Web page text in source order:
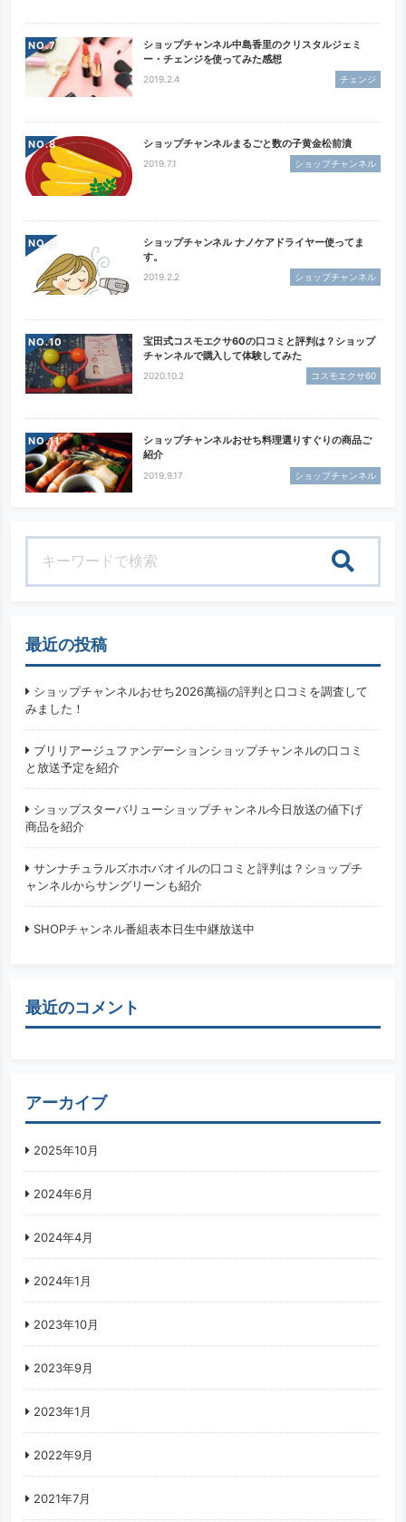
NO.
ショップチャンネル中島香里のクリスタルジェミ
ー・チェンジを使ってみた感想
2019.2.4 チェンジ
NO. ショップチャンネルまるごと数の子黄金松前漬
2019.7.1 ショップチャンネル
NO.
ショップチャンネル ナノケアドライヤー使ってま
す。
2019.2.2 ショップチャンネル
NO.
宝田式コスモエクサ60の口コミと評判は？ショップ
チャンネルで購入して体験してみた
2020.10.2 コスモエクサ60
NO.
ショップチャンネルおせち料理選りすぐりの商品ご
紹介
2019.9.17 ショップチャンネル
最近の投稿
ショップチャンネルおせち2026萬福の評判と口コミを調査して
みました！
ブリリアージュファンデーションショップチャンネルの口コミ
と放送予定を紹介
ショップスターバリューショップチャンネル今日放送の値下げ
商品を紹介
サンナチュラルズホホバオイルの口コミと評判は？ショップチ
ャンネルからサングリーンも紹介
SHOPチャンネル番組表本日生中継放送中
最近のコメント
アーカイブ
2025年10月
2024年6月
2024年4月
2024年1月
2023年10月
2023年9月
2023年1月
2022年9月
2021年7月